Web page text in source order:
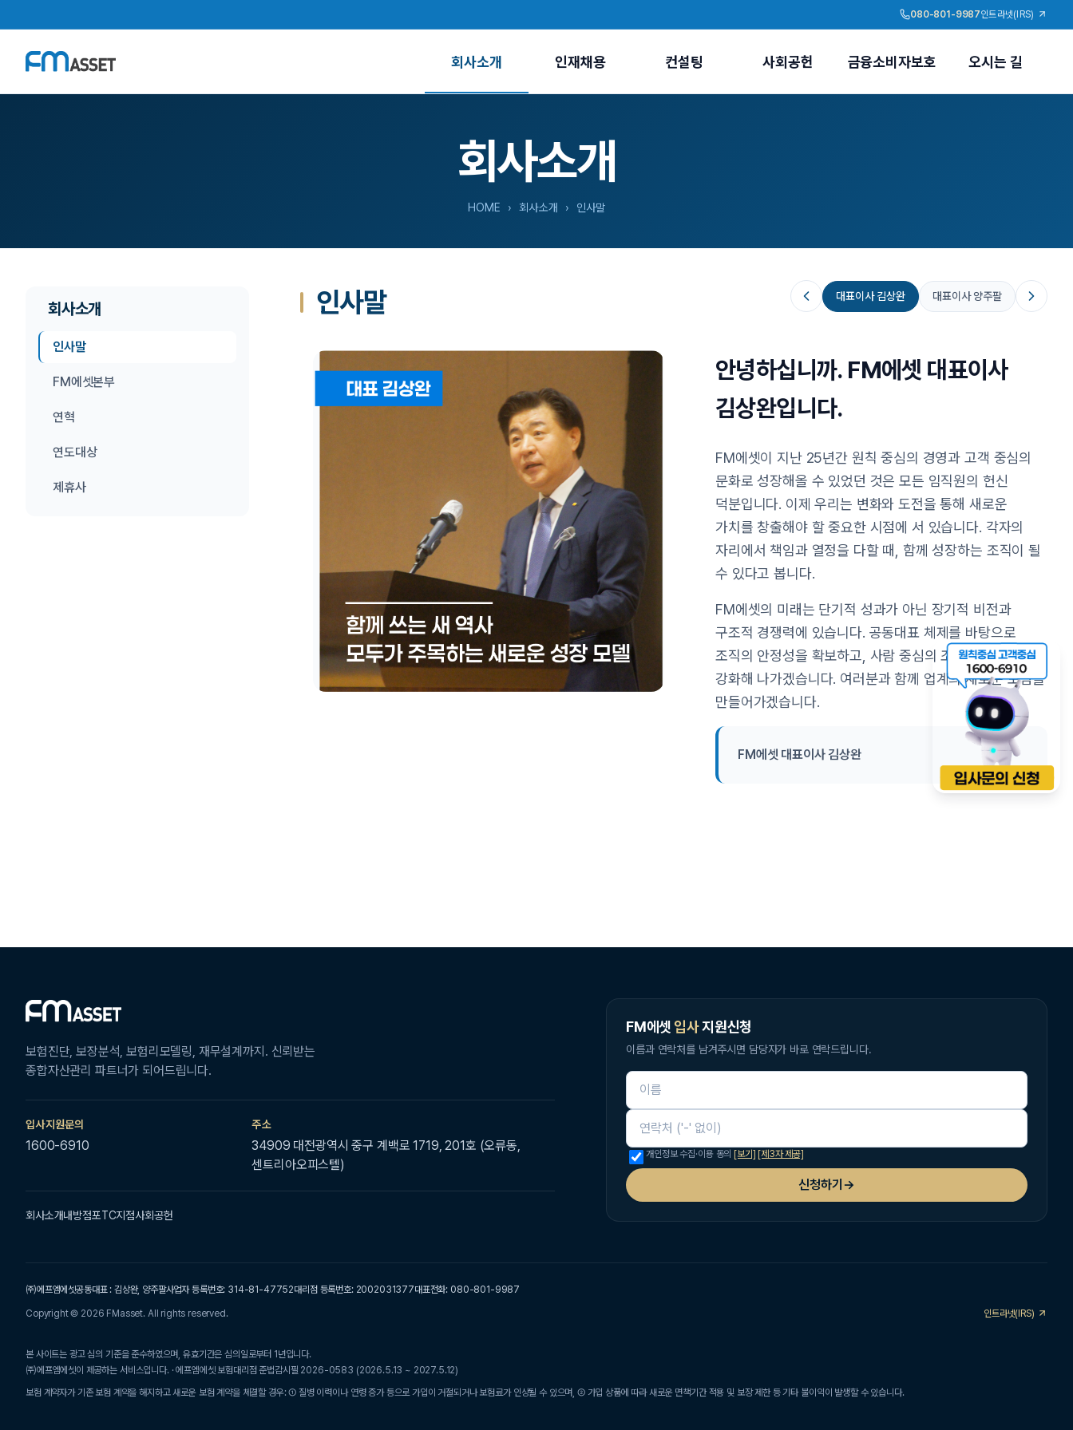
080-801-9987인트라넷(IRS)
회사소개 인재채용 컨설팅 사회공헌 금융소비자보호 오시는 길
회사소개
HOME › 회사소개 › 인사말
회사소개
인사말
FM에셋본부
연혁
연도대상
제휴사
인사말
안녕하십니까. FM에셋 대표이사
양주팔입니다.
FM에셋은 원칙과 신뢰를 바탕으로 고객과 기업의 가치를
최우선으로 성장해왔습니다. 단순히 금융상품을 제공하는
것을 넘어, 고객 한 분 한 분의 인생 전반에 걸친 금융
파트너가 되어 드리겠습니다.
종합금융전문회사로서 FC분들이 지속적인 자기개발을
혁신과 글로벌 금융 네트워크 확장을 통해 새로운 금융
생태계를 만들어가고자 합니다. 특히 내방형 점포의 확대를
통해 온·오프라인 융합 서비스를 강화하여 진정한 고객
중심 경영을 실현하겠습니다.
FM에셋은 사회적 책임과 지속 가능한 미래를 함께
만들어가는 기업이 되겠습니다.
대표이사 김상완 대표이사 양주팔
보험진단, 보장분석, 보험리모델링, 재무설계까지. 신뢰받는
종합자산관리 파트너가 되어드립니다.
입사지원문의
1600-6910
주소
34909 대전광역시 중구 계백로 1719, 201호 (오류동,
센트리아오피스텔)
회사소개내방점포TC지점사회공헌
FM에셋입사지원신청
이름과 연락처를 남겨주시면 담당자가 바로 연락드립니다.
이름
연락처
개인정보 수집·이용 동의 [보기] [제3자 제공]
신청하기 →
㈜에프엠에셋공동대표 : 김상완, 양주팔사업자 등록번호: 314-81-47752대리점 등록번호: 2002031377대표전화: 080-801-9987
Copyright © 2026 FMasset. All rights reserved. 인트라넷(IRS)
본 사이트는 광고 심의 기준을 준수하였으며, 유효기간은 심의일로부터 1년입니다.
㈜에프엠에셋이 제공하는 서비스입니다. · 에프엠에셋 보험대리점 준법감시필 2026-0583 (2026.5.13 ~ 2027.5.12)
보험 계약자가 기존 보험 계약을 해지하고 새로운 보험 계약을 체결할 경우: ① 질병 이력이나 연령 증가 등으로 가입이 거절되거나 보험료가 인상될 수 있으며, ② 가입 상품에 따라 새로운 면책기간 적용 및 보장 제한 등 기타 불이익이 발생할 수 있습니다.